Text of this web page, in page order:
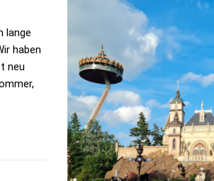
lange
haben
neu